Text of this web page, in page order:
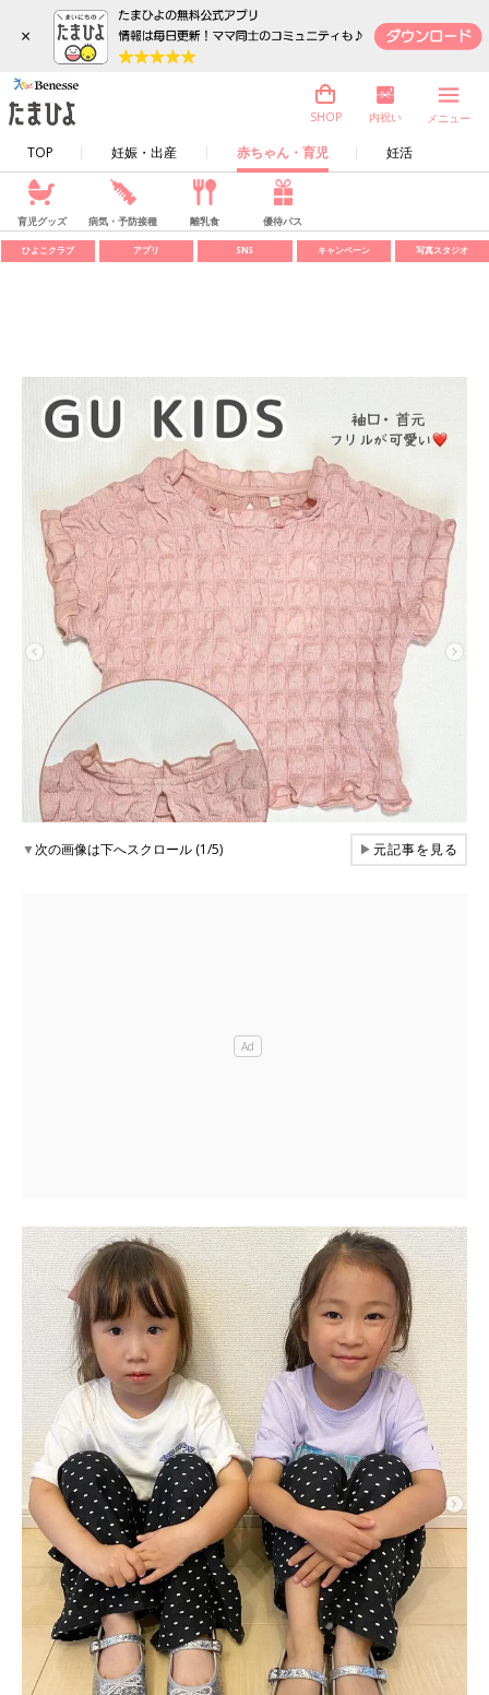
×
TOP 妊娠・出産 赤ちゃん・育児 妊活
SHOP 内祝い メニュー
育児グッズ 病気・予防接種 離乳食 優待パス
ひよこクラブ アプリ SNS キャンペーン 写真スタジオ
▼次の画像は下へスクロール (1/5) ▶元記事を見る